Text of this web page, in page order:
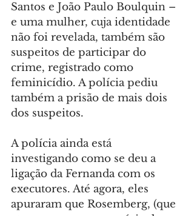
Santos e João Paulo Boulquin –
e uma mulher, cuja identidade
não foi revelada, também são
suspeitos de participar do
crime, registrado como
feminicídio. A polícia pediu
também a prisão de mais dois
dos suspeitos.
A polícia ainda está
investigando como se deu a
ligação da Fernanda com os
executores. Até agora, eles
apuraram que Rosemberg, (que